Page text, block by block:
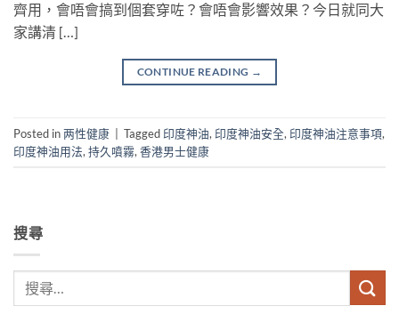
齊用，會唔會搞到個套穿咗？會唔會影響效果？今日就同大
家講清 […]
CONTINUE READING →
Posted in两性健康 Tagged 印度神油, 印度神油安全, 印度神油注意事項,
印度神油用法, 持久噴霧, 香港男士健康
搜尋